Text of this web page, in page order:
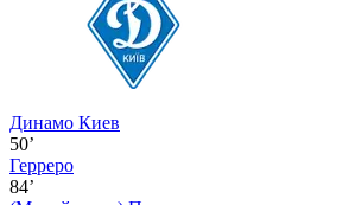
Динамо Киев
50’
Герреро
84’